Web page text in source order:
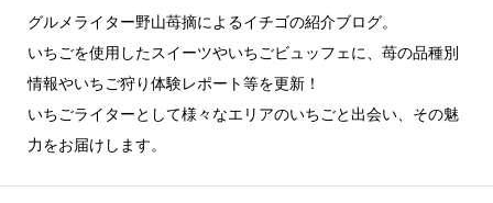
グルメライター野山苺摘によるイチゴの紹介ブログ。
いちごを使用したスイーツやいちごビュッフェに、苺の品種別
情報やいちご狩り体験レポート等を更新！
いちごライターとして様々なエリアのいちごと出会い、その魅
力をお届けします。